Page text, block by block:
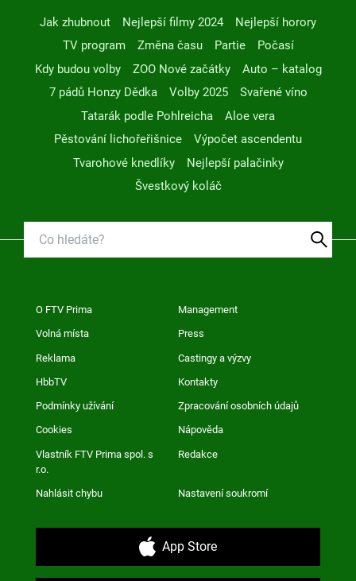
Jak zhubnout Nejlepší filmy 2024
Nejlepší horory
TV program
Změna času Partie
Počasí
Kdy budou volby
ZOO Nové začátky
Auto – katalog
7 pádů Honzy Dědka
Volby 2025
Svařené víno
Tatarák podle Pohlreicha
Aloe vera
Pěstování lichořeřišnice
Výpočet ascendentu
Tvarohové knedlíky
Nejlepší palačinky
Švestkový koláč
O FTV Prima Management
Volná místa Press
Reklama Castingy a výzvy
HbbTV Kontakty
Podmínky užívání Zpracování osobních údajů
Cookies Nápověda
Vlastník FTV Prima spol. s
r.o.
Redakce
Nahlásit chybu Nastavení soukromí
App Store